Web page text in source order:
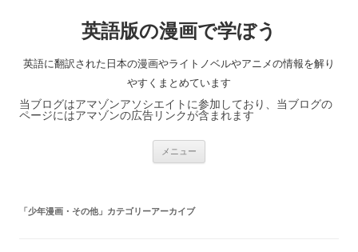
英語版の漫画で学ぼう
英語に翻訳された日本の漫画やライトノベルやアニメの情報を解り
やすくまとめています
当ブログはアマゾンアソシエイトに参加しており、当ブログの
ページにはアマゾンの広告リンクが含まれます
メニュー
「少年漫画・その他」カテゴリーアーカイブ